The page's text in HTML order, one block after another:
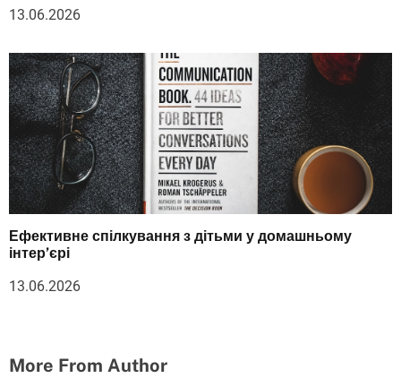
13.06.2026
Ефективне спілкування з дітьми у домашньому
інтер’єрі
13.06.2026
More From Author